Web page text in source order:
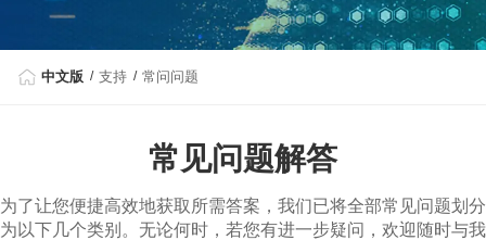
中文版 支持 常问问题
常见问题解答
为了让您便捷高效地获取所需答案，我们已将全部常见问题划分
为以下几个类别。无论何时，若您有进一步疑问，欢迎随时与我